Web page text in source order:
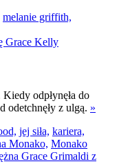
melanie griffith,
odpłynęła do
z ulgą. »
jej siła, kariera,
Monako, Monako